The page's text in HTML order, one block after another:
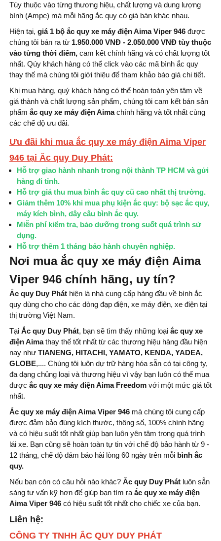
Tùy thuộc vào từng thương hiệu, chất lượng và dung lượng
bình (Ampe) mà mỗi hãng ắc quy có giá bán khác nhau.
Hiện tại, giá 1 bộ ắc quy xe máy điện Aima Viper 946 được
chúng tôi bán ra từ 1.950.000 VNĐ - 2.050.000 VNĐ tùy thuộc
vào từng thời điểm, cam kết chính hãng và có chất lượng tốt
nhất. Qúy khách hàng có thể click vào các mã bình ắc quy
thay thế mà chúng tôi giới thiệu để tham khảo báo giá chi tiết.
Khi mua hàng, quý khách hàng có thể hoàn toàn yên tâm về
giá thành và chất lượng sản phẩm, chúng tôi cam kết bán sản
phẩm ắc quy xe máy điện Aimachính hãng và tốt nhất cùng
các chế độ ưu đãi.
Ưu đãi khi mua ắc quy xe máy điện Aima Viper
946 tại Ắc quy Duy Phát:
Hỗ trợ giao hành nhanh trong nội thành TP HCM và gửi
hàng đi tỉnh.
Hỗ trợ giá thu mua bình ắc quy cũ cao nhất thị trường.
Giảm thêm 10% khi mua phụ kiện ắc quy: bộ sạc ắc quy,
máy kích bình, dây câu bình ắc quy.
Miễn phí kiểm tra, bảo dưỡng trong suốt quá trình sử
dụng.
Hỗ trợ thêm 1 tháng bảo hành chuyên nghiệp.
Nơi mua ắc quy xe máy điện Aima
Viper 946 chính hãng, uy tín?
Ắc quy Duy Phát hiện là nhà cung cấp hàng đầu về bình ắc
quy dùng cho cho các dòng đạp điện, xe máy điện, xe điện tại
thị trường Việt Nam.
Tại Ắc quy Duy Phát, bạn sẽ tìm thấy những loại ắc quy xe
điện Aimathay thế tốt nhất từ ​​các thương hiệu hàng đầu hiện
nay như TIANENG, HITACHI, YAMATO, KENDA, YADEA,
GLOBE,.... Chúng tôi luôn dự trữ hàng hóa sẵn có tại công ty,
đa dạng chủng loại và thương hiệu vì vậy bạn luôn có thể mua
được ắc quy xe máy điện Aima Freedom với một mức giá tốt
nhất.
Ắc quy xe máy điện Aima Viper 946 mà chúng tôi cung cấp
được đảm bảo đúng kích thước, thông số, 100% chính hãng
và có hiệu suất tốt nhất giúp bạn luôn yên tâm trong quá trình
lái xe. Bạn cũng sẽ hoàn toàn tự tin với chế độ bảo hành từ 9 -
12 tháng, chế độ đảm bảo hài lòng 60 ngày trên mỗi bình ắc
quy.
Nếu bạn còn có câu hỏi nào khác? Ắc quy Duy Phát luôn sẵn
sàng tư vấn kỹ hơn để giúp bạn tìm ra ắc quy xe máy điện
Aima Viper 946 có hiệu suất tốt nhất cho chiếc xe của bạn.
Liên hệ:
CÔNG TY TNHH ẮC QUY DUY PHÁT